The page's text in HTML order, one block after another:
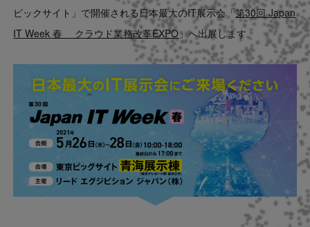
ビックサイト」で開催される日本最大のIT展示会「第30回 Japan
IT Week 春 クラウド業務改革EXPO」へ出展します。